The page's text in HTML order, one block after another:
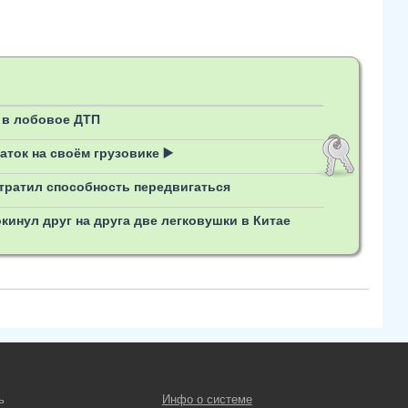
в лобовое ДТП
на своём грузовике ▶️
способность передвигаться
друг на друга две легковушки в Китае
Инфо о системе